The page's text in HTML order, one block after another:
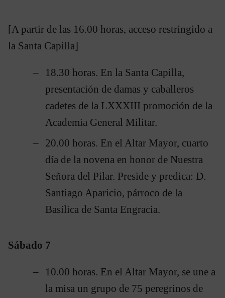
[A partir de las 16.00 horas, acceso restringido a
la Santa Capilla]
18.30 horas. En la Santa Capilla,
presentación de damas y caballeros
cadetes de la LXXXIII promoción de la
Academia General Militar.
20.00 horas. En el Altar Mayor, cuarto
día de la novena en honor de Nuestra
Señora del Pilar. Preside y predica: D.
Santiago Aparicio, párroco de la
Basílica de Santa Engracia.
Sábado 7
10.00 horas. En el Altar Mayor, se une a
la misa un grupo de 75 peregrinos de